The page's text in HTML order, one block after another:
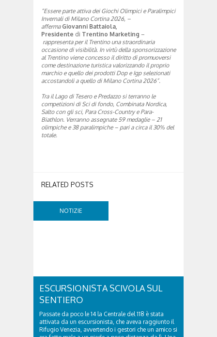
“Essere parte attiva dei Giochi Olimpici e Paralimpici
Invernali di Milano Cortina 2026, –
afferma Giovanni Battaiola,
Presidente di Trentino Marketing –
rappresenta per il Trentino una straordinaria
occasione di visibilità. In virtù della sponsorizzazione
al Trentino viene concesso il diritto di promuoversi
come destinazione turistica valorizzando il proprio
marchio e quello dei prodotti Dop e Igp selezionati
accostandoli a quello di Milano Cortina 2026”.
Tra il Lago di Tesero e Predazzo si terranno le
competizioni di Sci di fondo, Combinata Nordica,
Salto con gli sci, Para Cross-Country e Para-
Biathlon. Verranno assegnate 59 medaglie – 21
olimpiche e 38 paralimpiche – pari a circa il 30% del
totale.
RELATED POSTS
NOTIZIE
ESCURSIONISTA SCIVOLA SUL
SENTIERO
Passate da poco le 14 la Centrale del 118 è stata
attivata da un escursionista, che aveva raggiunto il
Rifugio Venezia, avvertendo i gestori che un amico si